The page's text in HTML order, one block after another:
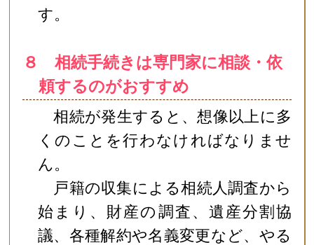
す。
８ 相続手続きは専門家に相談・依
頼するのがおすすめ
相続が発生すると、想像以上に多
くのことを行わなければなりませ
ん。
戸籍の収集による相続人調査から
始まり、財産の調査、遺産分割協
議、各種解約や名義変更など、やる